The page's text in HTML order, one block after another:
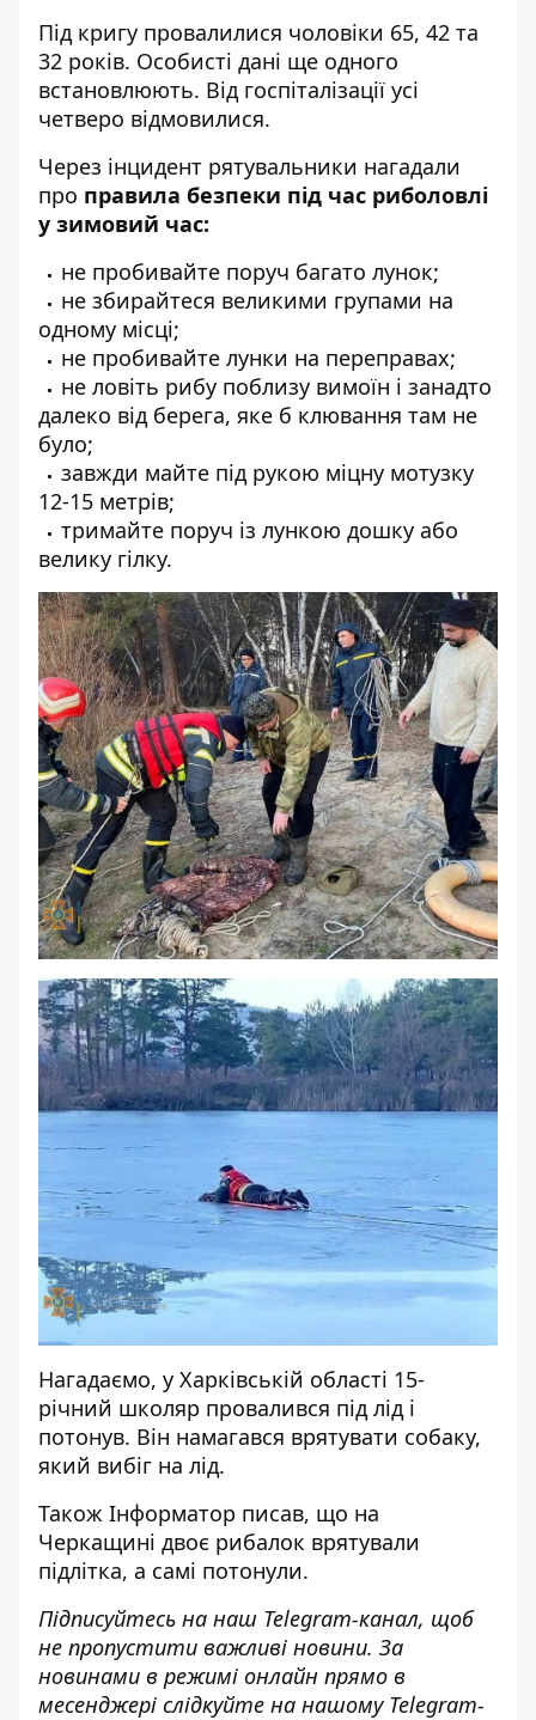
Під кригу провалилися чоловіки 65, 42 та
32 років. Особисті дані ще одного
встановлюють. Від госпіталізації усі
четверо відмовилися.
Через інцидент рятувальники нагадали
про правила безпеки під час риболовлі
у зимовий час:
не пробивайте поруч багато лунок;
не збирайтеся великими групами на
одному місці;
не пробивайте лунки на переправах;
не ловіть рибу поблизу вимоїн і занадто
далеко від берега, яке б клювання там не
було;
завжди майте під рукою міцну мотузку
12-15 метрів;
тримайте поруч із лункою дошку або
велику гілку.
Нагадаємо, у Харківській області 15-
річний школяр провалився під лід і
потонув. Він намагався врятувати собаку,
який вибіг на лід.
Також Інформатор писав, що на
Черкащині двоє рибалок врятували
підлітка, а самі потонули.
Підписуйтесь на наш Telegram-канал, щоб
не пропустити важливі новини. За
новинами в режимі онлайн прямо в
месенджері слідкуйте на нашому Telegram-